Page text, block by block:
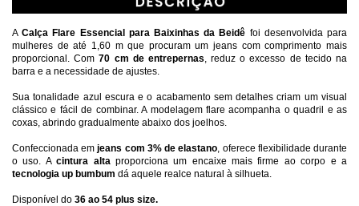
A Calça Flare Essencial para Baixinhas da Beidê foi desenvolvida para
mulheres de até 1,60 m que procuram um jeans com comprimento mais
proporcional. Com 70 cm de entrepernas , reduz o excesso de tecido na
barra e a necessidade de ajustes.
Sua tonalidade azul escura e o acabamento sem detalhes criam um visual
clássico e fácil de combinar. A modelagem flare acompanha o quadril e as
coxas, abrindo gradualmente abaixo dos joelhos.
Confeccionada em jeans com 3% de elastano , oferece flexibilidade durante
o uso. A cintura alta proporciona um encaixe mais firme ao corpo e a
tecnologia up bumbum dá aquele realce natural à silhueta.
Disponível do 36 ao 54 plus size.